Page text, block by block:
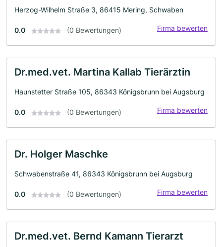
Herzog-Wilhelm Straße 3, 86415 Mering, Schwaben
0.0 (0 Bewertungen) Firma bewerten
Dr.med.vet. Martina Kallab Tierärztin
Haunstetter Straße 105, 86343 Königsbrunn bei Augsburg
0.0 (0 Bewertungen) Firma bewerten
Dr. Holger Maschke
Schwabenstraße 41, 86343 Königsbrunn bei Augsburg
0.0 (0 Bewertungen) Firma bewerten
Dr.med.vet. Bernd Kamann Tierarzt